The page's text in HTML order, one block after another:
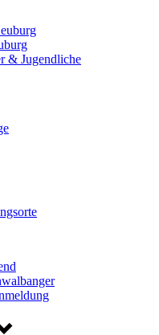
& Jugendliche